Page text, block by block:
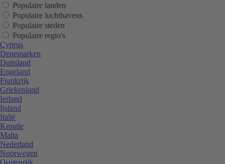
Populaire landen
Populaire luchthavens
Populaire steden
Populaire regio's
Cyprus
Denemarken
Duitsland
Engeland
Frankrijk
Griekenland
Ierland
Ijsland
Italië
Kroatie
Malta
Nederland
Noorwegen
Oostenrijk